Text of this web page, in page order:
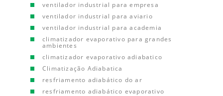
ventilador industrial para empresa
ventilador industrial para aviario
ventilador industrial para academia
climatizador evaporativo para grandes
ambientes
climatizador evaporativo adiabatico
Climatização Adiabatica
resfriamento adiabático do ar
resfriamento adiabático evaporativo